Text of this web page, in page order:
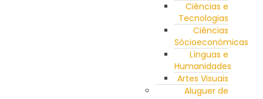
Ciências e
Tecnologias
Ciências
Sócioeconómicas
Línguas e
Humanidades
Artes Visuais
Aluguer de